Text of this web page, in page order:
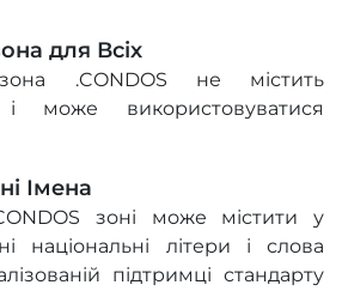
для Всіх
.CONDOS не містить
може використовуватися
Імена
зоні може містити у
національні літери і слова
підтримці стандарту